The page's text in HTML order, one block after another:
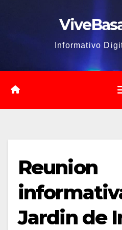
Informativo
Reunion
Jardin de